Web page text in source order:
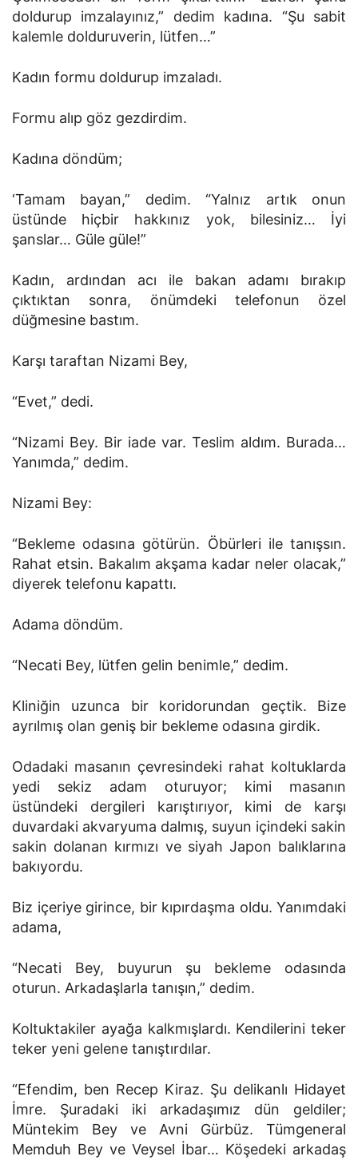
doldurup imzalayınız,” dedim kadına. “Şu sabit
kalemle dolduruverin, lütfen…”
Kadın formu doldurup imzaladı.
Formu alıp göz gezdirdim.
Kadına döndüm;
‘Tamam bayan,” dedim. “Yalnız artık onun
üstünde hiçbir hakkınız yok, bilesiniz… İyi
şanslar… Güle güle!”
Kadın, ardından acı ile bakan adamı bırakıp
çıktıktan sonra, önümdeki telefonun özel
düğmesine bastım.
Karşı taraftan Nizami Bey,
“Evet,” dedi.
“Nizami Bey. Bir iade var. Teslim aldım. Burada…
Yanımda,” dedim.
Nizami Bey:
“Bekleme odasına götürün. Öbürleri ile tanışsın.
Rahat etsin. Bakalım akşama kadar neler olacak,”
diyerek telefonu kapattı.
Adama döndüm.
“Necati Bey, lütfen gelin benimle,” dedim.
Kliniğin uzunca bir koridorundan geçtik. Bize
ayrılmış olan geniş bir bekleme odasına girdik.
Odadaki masanın çevresindeki rahat koltuklarda
yedi sekiz adam oturuyor; kimi masanın
üstündeki dergileri karıştırıyor, kimi de karşı
duvardaki akvaryuma dalmış, suyun içindeki sakin
sakin dolanan kırmızı ve siyah Japon balıklarına
bakıyordu.
Biz içeriye girince, bir kıpırdaşma oldu. Yanımdaki
adama,
“Necati Bey, buyurun şu bekleme odasında
oturun. Arkadaşlarla tanışın,” dedim.
Koltuktakiler ayağa kalkmışlardı. Kendilerini teker
teker yeni gelene tanıştırdılar.
“Efendim, ben Recep Kiraz. Şu delikanlı Hidayet
İmre. Şuradaki iki arkadaşımız dün geldiler;
Müntekim Bey ve Avni Gürbüz. Tümgeneral
Memduh Bey ve Veysel İbar… Köşedeki arkadaş